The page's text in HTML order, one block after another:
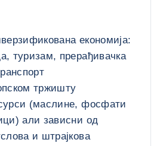
економија:
туризам, прерађивачка
тржишту
(маслине, фосфати
али зависни од
и штрајкова